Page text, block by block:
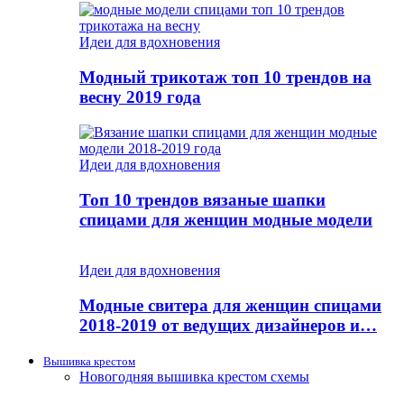
Идеи для вдохновения
Модный трикотаж топ 10 трендов на
весну 2019 года
Идеи для вдохновения
Топ 10 трендов вязаные шапки
спицами для женщин модные модели
Идеи для вдохновения
Модные свитера для женщин спицами
2018-2019 от ведущих дизайнеров и…
Вышивка крестом
Новогодняя вышивка крестом схемы